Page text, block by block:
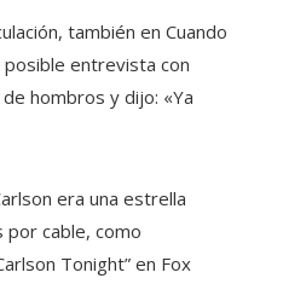
también en Cuando
entrevista con
hombros y dijo: «Ya
era una estrella
por cable, como
Tonight” en Fox